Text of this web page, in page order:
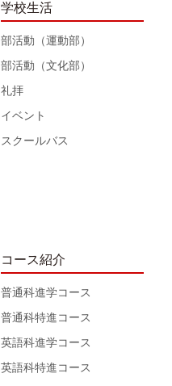
学校生活
部活動（運動部）
部活動（文化部）
礼拝
イベント
スクールバス
コース紹介
普通科進学コース
普通科特進コース
英語科進学コース
英語科特進コース